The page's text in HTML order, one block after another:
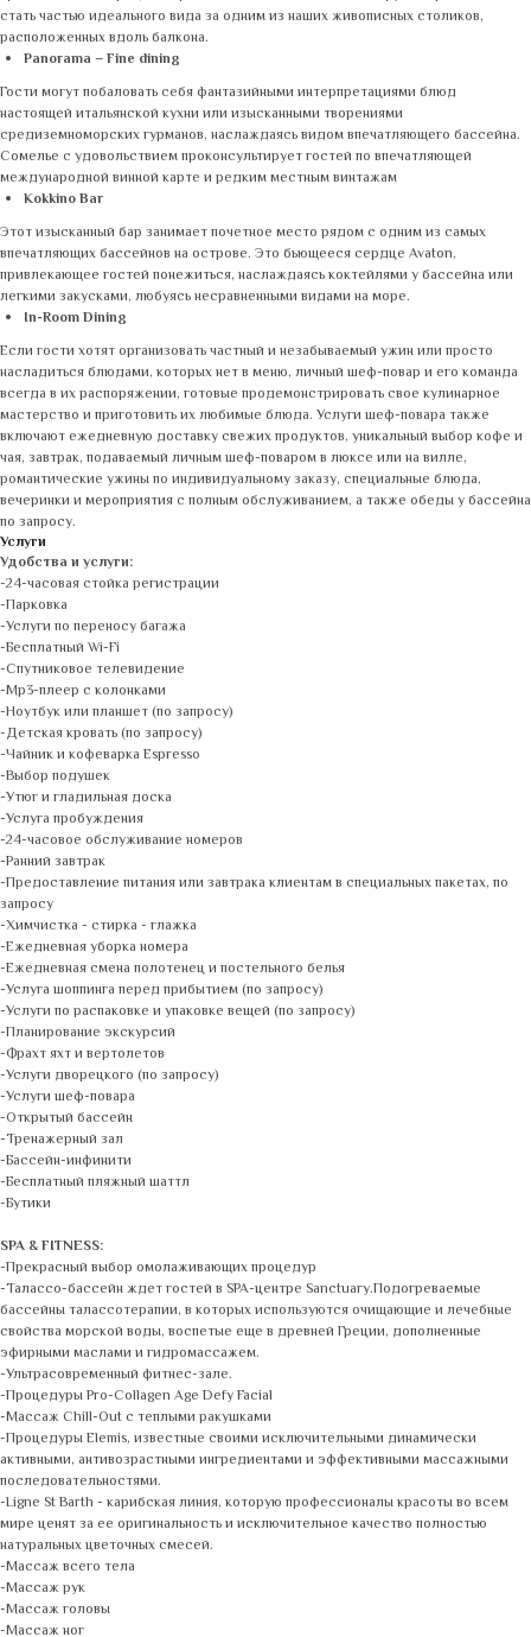
стать частью идеального вида за одним из наших живописных столиков,
расположенных вдоль балкона.
Panorama – Fine dining
Гости могут побаловать себя фантазийными интерпретациями блюд
настоящей итальянской кухни или изысканными творениями
средиземноморских гурманов, наслаждаясь видом впечатляющего бассейна.
Сомелье с удовольствием проконсультирует гостей по впечатляющей
международной винной карте и редким местным винтажам
Kokkino Bar
Этот изысканный бар занимает почетное место рядом с одним из самых
впечатляющих бассейнов на острове. Это бьющееся сердце Avaton,
привлекающее гостей понежиться, наслаждаясь коктейлями у бассейна или
легкими закусками, любуясь несравненными видами на море.
In-Room Dining
Если гости хотят организовать частный и незабываемый ужин или просто
насладиться блюдами, которых нет в меню, личный шеф-повар и его команда
всегда в их распоряжении, готовые продемонстрировать свое кулинарное
мастерство и приготовить их любимые блюда. Услуги шеф-повара также
включают ежедневную доставку свежих продуктов, уникальный выбор кофе и
чая, завтрак, подаваемый личным шеф-поваром в люксе или на вилле,
романтические ужины по индивидуальному заказу, специальные блюда,
вечеринки и мероприятия с полным обслуживанием, а также обеды у бассейна
по запросу.
Услуги
Удобства и услуги:
-24-часовая стойка регистрации
-Парковка
-Услуги по переносу багажа
-Бесплатный Wi-Fi
-Спутниковое телевидение
-Mp3-плеер с колонками
-Ноутбук или планшет (по запросу)
-Детская кровать (по запросу)
-Чайник и кофеварка Espresso
-Выбор подушек
-Утюг и гладильная доска
-Услуга пробуждения
-24-часовое обслуживание номеров
-Ранний завтрак
-Предоставление питания или завтрака клиентам в специальных пакетах, по
запросу
-Химчистка - стирка - глажка
-Ежедневная уборка номера
-Ежедневная смена полотенец и постельного белья
-Услуга шоппинга перед прибытием (по запросу)
-Услуги по распаковке и упаковке вещей (по запросу)
-Планирование экскурсий
-Фрахт яхт и вертолетов
-Услуги дворецкого (по запросу)
-Услуги шеф-повара
-Открытый бассейн
-Тренажерный зал
-Бассейн-инфинити
-Бесплатный пляжный шаттл
-Бутики
SPA & FITNESS:
-Прекрасный выбор омолаживающих процедур
-Талассо-бассейн ждет гостей в SPA-центре Sanctuary.Подогреваемые
бассейны талассотерапии, в которых используются очищающие и лечебные
свойства морской воды, воспетые еще в древней Греции, дополненные
эфирными маслами и гидромассажем.
-Ультрасовременный фитнес-зале.
-Процедуры Pro-Collagen Age Defy Facial
-Массаж Chill-Out с теплыми ракушками
-Процедуры Elemis, известные своими исключительными динамически
активными, антивозрастными ингредиентами и эффективными массажными
последовательностями.
-Ligne St Barth - карибская линия, которую профессионалы красоты во всем
мире ценят за ее оригинальность и исключительное качество полностью
натуральных цветочных смесей.
-Массаж всего тела
-Массаж рук
-Массаж головы
-Массаж ног